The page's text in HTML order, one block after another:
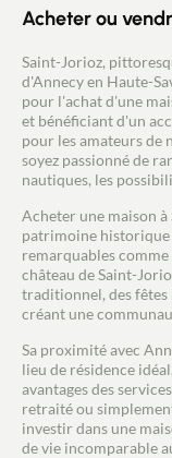
un bassin
l'étage.
Acheter ou
Saint-Jorioz,
d'Annecy en Haute-
pour l'achat d'une
et bénéficiant d'un
pour les amateurs de
soyez passionné de
nautiques, les
Acheter une maison à
patrimoine historique
remarquables
château de Saint-
traditionnel, des fêtes
créant une
Sa proximité avec
lieu de résidence
avantages des
retraité ou
investir dans une
de vie incomparable